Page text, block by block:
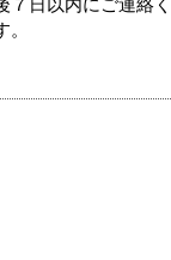
日以内にご連絡